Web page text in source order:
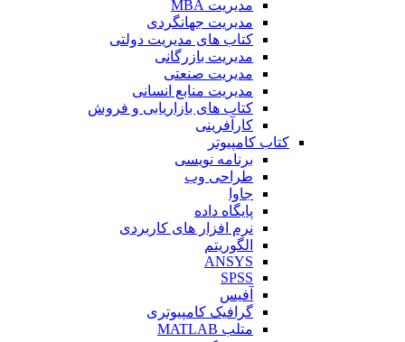
مدیریت MBA
مدیریت جهانگردی
کتاب های مدیریت دولتی
مدیریت بازرگانی
مدیریت صنعتی
مدیریت منابع انسانی
کتاب های بازاریابی و فروش
کارآفرینی
کتاب کامپیوتر
برنامه نویسی
طراحی وب
جاوا
پایگاه داده
نرم افزار های کاربردی
الگوریتم
ANSYS
SPSS
آفیس
گرافیک کامپیوتری
متلب MATLAB